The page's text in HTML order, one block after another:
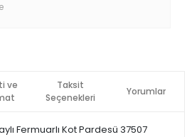
ve
Taksit
Seçenekleri
Yorumlar
Fermuarlı Kot Pardesü 37507